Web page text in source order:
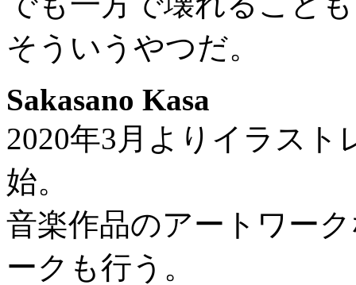
そういうやつだ。
Sakasano Kasa
2020年3月よりイラス
始。
音楽作品のアートワー
ークも行う。